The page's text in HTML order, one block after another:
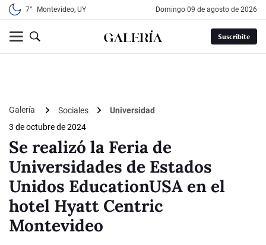
7° Montevideo, UY domingo 09 de agosto de 2026
Suscribite
Galería Sociales
Universidad
3 de octubre de 2024
Se realizó la Feria de
Universidades de Estados
Unidos EducationUSA en el
hotel Hyatt Centric
Montevideo